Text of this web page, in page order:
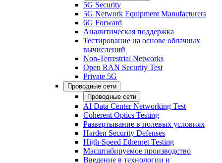
5G Security
5G Network Equipment Manufacturers
6G Forward
Аналитическая поддержка
Тестирование на основе облачных
вычислений
Non-Terrestrial Networks
Open RAN Security Test
Private 5G
Проводные сети
Проводные сети
AI Data Center Networking Test
Coherent Optics Testing
Развертывание в полевых условиях
Harden Security Defenses
High-Speed Ethernet Testing
Масштабируемое производство
Введение в технологии и